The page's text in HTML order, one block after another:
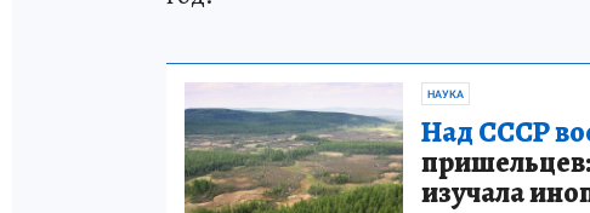
НАУКА
Над СССР
пришельцев:
изучала